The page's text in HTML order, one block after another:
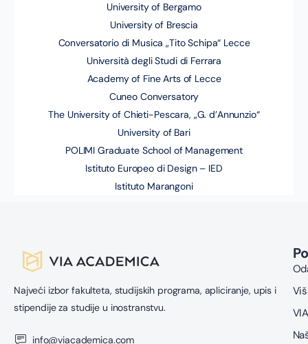
University of Bergamo
University of Brescia
Conversatorio di Musica „Tito Schipa“ Lecce
Università degli Studi di Ferrara
Academy of Fine Arts of Lecce
Cuneo Conversatory
The University of Chieti-Pescara, „G. d’Annunzio“
University of Bari
POLIMI Graduate School of Management
Istituto Europeo di Design – IED
Istituto Marangoni
Najveći izbor fakulteta, studijskih programa, apliciranje, upis i
stipendije za studije u inostranstvu.
info@viacademica.com